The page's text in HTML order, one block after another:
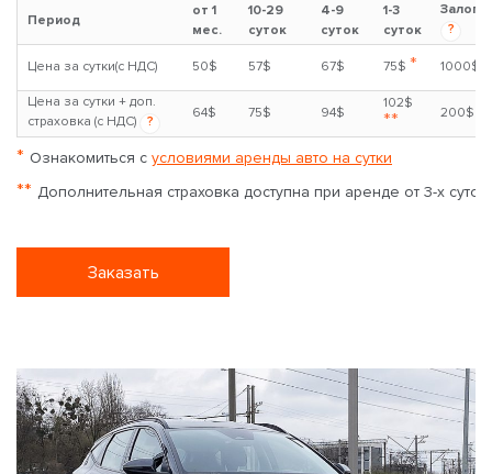
Период
от 1
мес.
10-29
суток
4-9
суток
1-3
суток
Залог
?
Цена за сутки(с НДС) 50$ 57$ 67$ 75$ * 1000$
Цена за сутки + доп.
страховка (с НДС)
?
64$ 75$ 94$
102$
** 200$
* Ознакомиться с условиями аренды авто на сутки
** Дополнительная страховка доступна при аренде от 3-х суток
Заказать